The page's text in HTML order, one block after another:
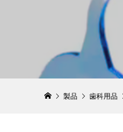
製品 歯科用品